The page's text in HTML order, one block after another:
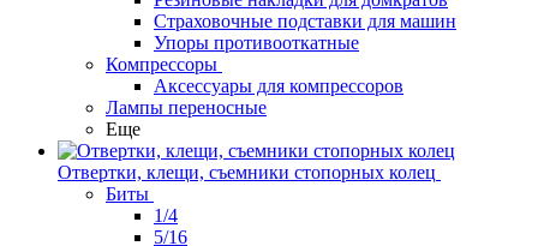
Страховочные подставки для машин
Упоры противооткатные
Компрессоры
Аксессуары для компрессоров
Лампы переносные
Еще
Отвертки, клещи, съемники стопорных колец
Биты
1/4
5/16